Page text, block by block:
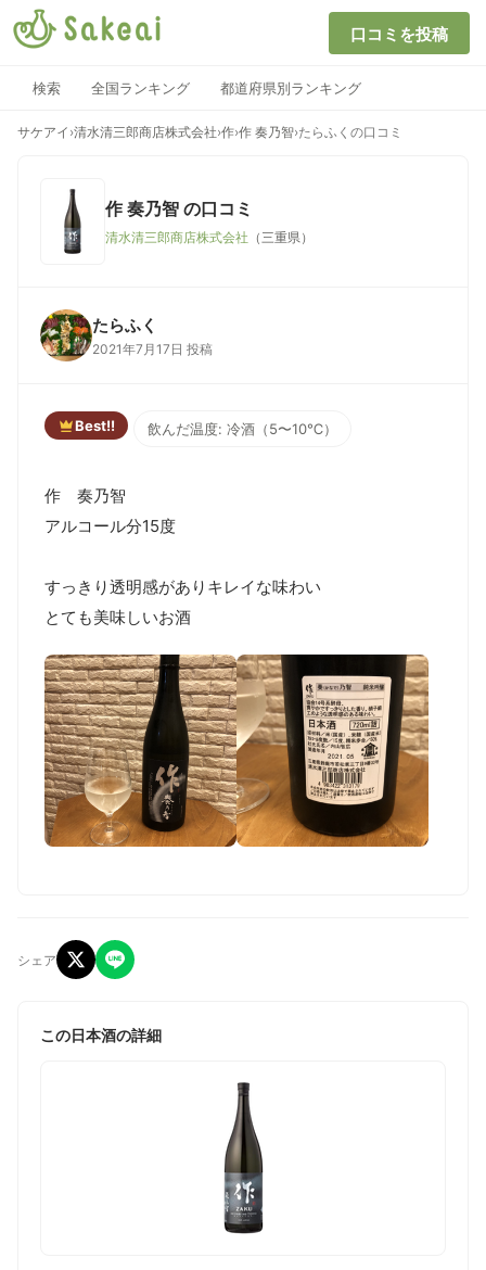
口コミを投稿
検索 全国ランキング 都道府県別ランキング
サケアイ ›清水清三郎商店株式会社›作›作 奏乃智›たらふくの口コミ
作 奏乃智 の口コミ
清水清三郎商店株式会社 （三重県）
たらふく
2021年7月17日 投稿
Best!! 飲んだ温度: 冷酒（5〜10℃）
作　奏乃智
アルコール分15度
すっきり透明感がありキレイな味わい
とても美味しいお酒
シェア
この日本酒の詳細